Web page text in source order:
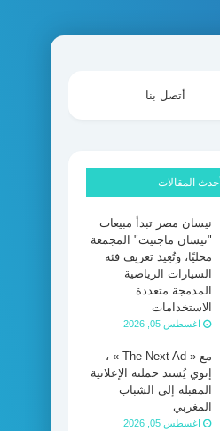
أتصل بنا
أحدث المقالات
نيسان مصر تبدأ مبيعات
"نيسان ماجنيت" المجمعة
محليًا، وتُعِيد تعريف فئة
السيارات الرياضية
المدمجة متعددة
الاستخدامات
اغسطس 05, 2026
مع « The Next Ad » ،
إنوي يُسند حملته الإعلانية
المقبلة إلى الشباب
المغربي
اغسطس 05, 2026